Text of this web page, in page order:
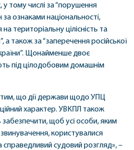
тому числі за “порушення
ознаками національності,
на територіальну цілісність та
а також за “заперечення російської
Щонайменше двоє
під цілодобовим домашнім
що дії держави щодо УПЦ
характер. УВКПЛ також
забезпечити, щоб усі особи, яким
користувалися
судовий розгляд», –